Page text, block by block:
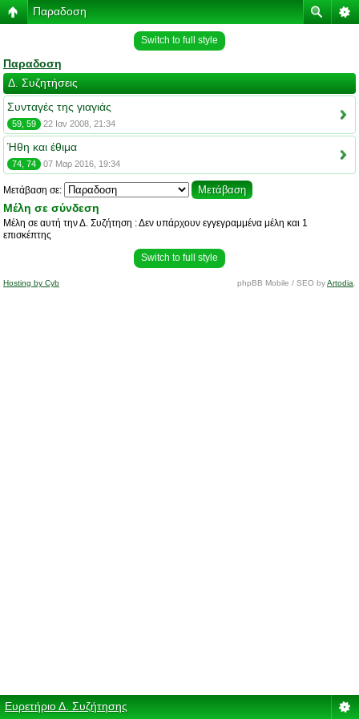
Παραδοση
Switch to full style
Παραδοση
Δ. Συζητήσεις
Συνταγές της γιαγιάς
59, 59 22 Ιαν 2008, 21:34
Ήθη και έθιμα
74, 74 07 Μαρ 2016, 19:34
Μετάβαση σε:
Μέλη σε σύνδεση
Μέλη σε αυτή την Δ. Συζήτηση : Δεν υπάρχουν εγγεγραμμένα μέλη και 1
επισκέπτης
Switch to full style
Hosting by Cyb phpBB Mobile / SEO byArtodia
Ευρετήριο Δ. Συζήτησης